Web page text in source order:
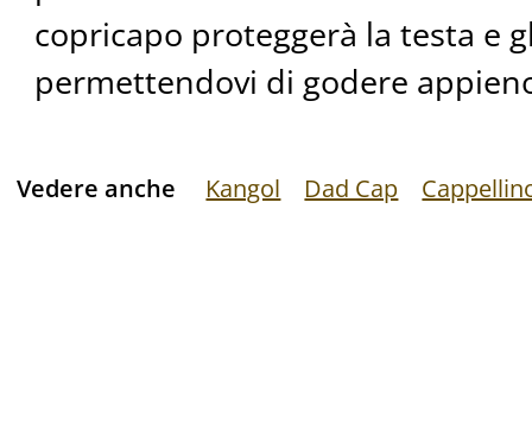
copricapo proteggerà la testa e
permettendovi di godere
Vedere anche Kangol Dad Cap